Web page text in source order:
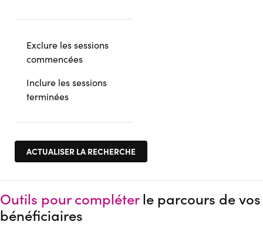
Exclure les sessions
commencées
Inclure les sessions
terminées
Outils pour compléterle parcours de vos
bénéficiaires